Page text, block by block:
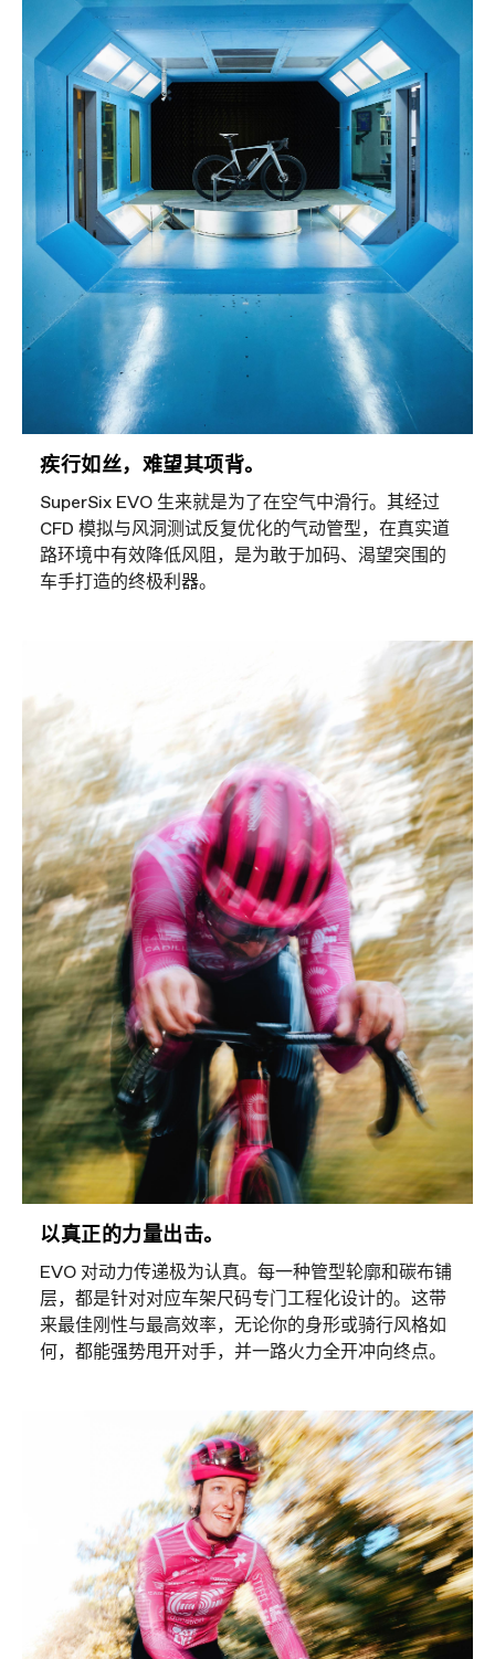
疾行如丝，难望其项背。
SuperSix EVO 生来就是为了在空气中滑行。其经过
CFD 模拟与风洞测试反复优化的气动管型，在真实道
路环境中有效降低风阻，是为敢于加码、渴望突围的
车手打造的终极利器。
以真正的力量出击。
EVO 对动力传递极为认真。每一种管型轮廓和碳布铺
层，都是针对对应车架尺码专门工程化设计的。这带
来最佳刚性与最高效率，无论你的身形或骑行风格如
何，都能强势甩开对手，并一路火力全开冲向终点。